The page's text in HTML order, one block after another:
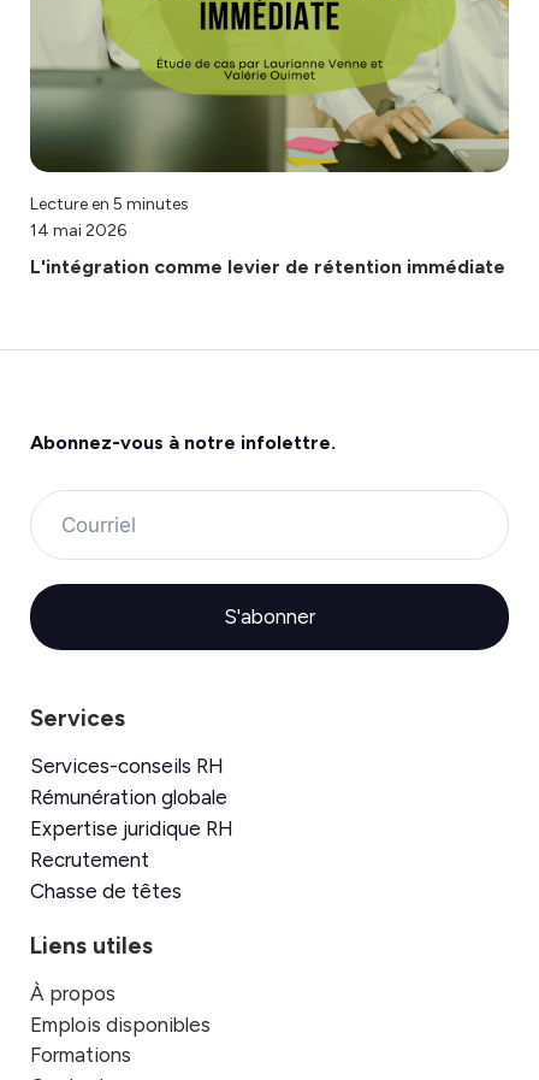
Lecture en 5 minutes
14 mai 2026
L'intégration comme levier de rétention immédiate
Abonnez-vous à notre infolettre.
S'abonner
Services
Services-conseils RH
Rémunération globale
Expertise juridique RH
Recrutement
Chasse de têtes
Liens utiles
À propos
Emplois disponibles
Formations